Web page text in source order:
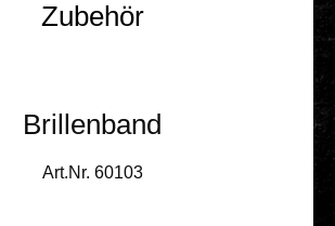
Zubehör
Brillenband
Art.Nr. 60103